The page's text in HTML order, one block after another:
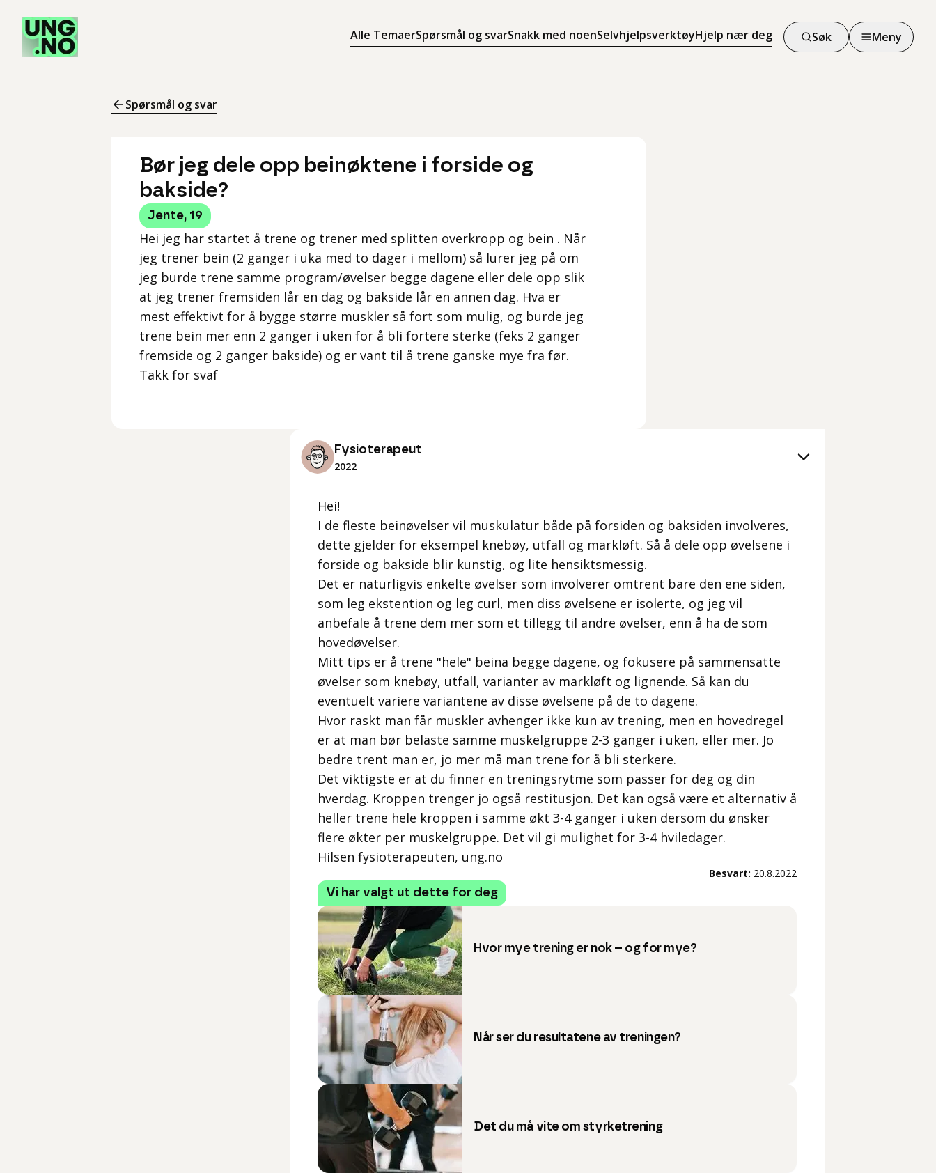
Alle TemaerSpørsmål og svarSnakk med noenSelvhjelpsverktøyHjelp nær deg
Søk
Søk
Meny
Meny
Spørsmål og svar
Bør jeg dele opp beinøktene i forside og
bakside?
Jente, 19
Hei jeg har startet å trene og trener med splitten overkropp og bein . Når
jeg trener bein (2 ganger i uka med to dager i mellom) så lurer jeg på om
jeg burde trene samme program/øvelser begge dagene eller dele opp slik
at jeg trener fremsiden lår en dag og bakside lår en annen dag. Hva er
mest effektivt for å bygge større muskler så fort som mulig, og burde jeg
trene bein mer enn 2 ganger i uken for å bli fortere sterke (feks 2 ganger
fremside og 2 ganger bakside) og er vant til å trene ganske mye fra før.
Takk for svaf
Fysioterapeut
2022
Hei!
I de fleste beinøvelser vil muskulatur både på forsiden og baksiden involveres,
dette gjelder for eksempel knebøy, utfall og markløft. Så å dele opp øvelsene i
forside og bakside blir kunstig, og lite hensiktsmessig.
Det er naturligvis enkelte øvelser som involverer omtrent bare den ene siden,
som leg ekstention og leg curl, men diss øvelsene er isolerte, og jeg vil
anbefale å trene dem mer som et tillegg til andre øvelser, enn å ha de som
hovedøvelser.
Mitt tips er å trene "hele" beina begge dagene, og fokusere på sammensatte
øvelser som knebøy, utfall, varianter av markløft og lignende. Så kan du
eventuelt variere variantene av disse øvelsene på de to dagene.
Hvor raskt man får muskler avhenger ikke kun av trening, men en hovedregel
er at man bør belaste samme muskelgruppe 2-3 ganger i uken, eller mer. Jo
bedre trent man er, jo mer må man trene for å bli sterkere.
Det viktigste er at du finner en treningsrytme som passer for deg og din
hverdag. Kroppen trenger jo også restitusjon. Det kan også være et alternativ å
heller trene hele kroppen i samme økt 3-4 ganger i uken dersom du ønsker
flere økter per muskelgruppe. Det vil gi mulighet for 3-4 hviledager.
Hilsen fysioterapeuten, ung.no
Besvart: 20.8.2022
Vi har valgt ut dette for deg
Hvor mye trening er nok – og for mye?
Når ser du resultatene av treningen?
Det du må vite om styrketrening